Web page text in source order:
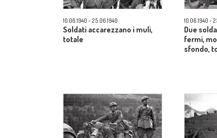
10.06.1940 - 25.06.1940
Soldati accarezzano i muli,
totale
10.06.1940 -
Due
fermi,
sfondo,